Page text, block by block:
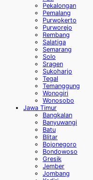
Pekalongan
Pemalang
Purwokerto
Purworejo
Rembang
Salatiga
Semarang
Solo
Sragen
Sukoharjo
Tegal
Temanggung
Wonogiri
Wonosobo
Jawa Timur
Bangkalan
Banyuwangi
Batu
Blitar
Bojonegoro
Bondowoso
Gresik
Jember
Jombang